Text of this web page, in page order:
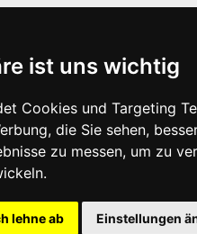
ist uns wichtig
Cookies und Targeting
die Sie sehen,
zu messen, um zu
lehne ab Einstellungen